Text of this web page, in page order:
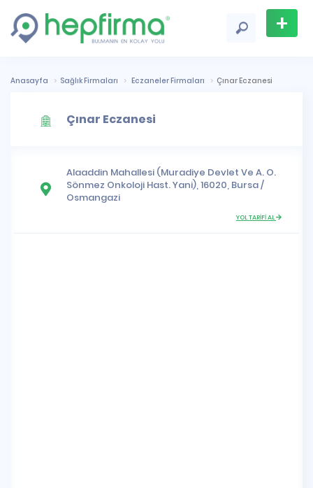
+
Ekle
Anasayfa Sağlık Firmaları Eczaneler Firmaları Çınar Eczanesi
Çınar Eczanesi
Alaaddin Mahallesi (Muradiye Devlet Ve A. O.
Sönmez Onkoloji Hast. Yani), 16020, Bursa/
Osmangazi
YOL TARİFİ AL